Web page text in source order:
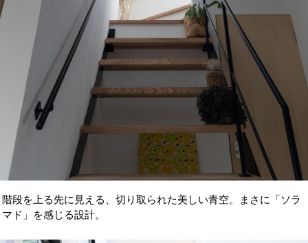
階段を上る先に見える、切り取られた美しい青空。まさに「ソラ
マド」を感じる設計。